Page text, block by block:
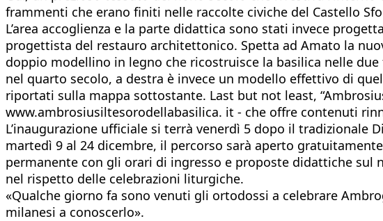
frammenti che erano finiti nelle raccolte civiche del Castello
L’area accoglienza e la parte didattica sono stati invece
progettista del restauro architettonico. Spetta ad Amato la
doppio modellino in legno che ricostruisce la basilica nelle
nel quarto secolo, a destra è invece un modello effettivo di
riportati sulla mappa sottostante. Last but not least,
www.ambrosiusiltesorodellabasilica. it - che offre contenuti
L’inaugurazione ufficiale si terrà venerdì 5 dopo il tradizionale
martedì 9 al 24 dicembre, il percorso sarà aperto
permanente con gli orari di ingresso e proposte didattiche sul
nel rispetto delle celebrazioni liturgiche.
«Qualche giorno fa sono venuti gli ortodossi a celebrare
milanesi a conoscerlo».